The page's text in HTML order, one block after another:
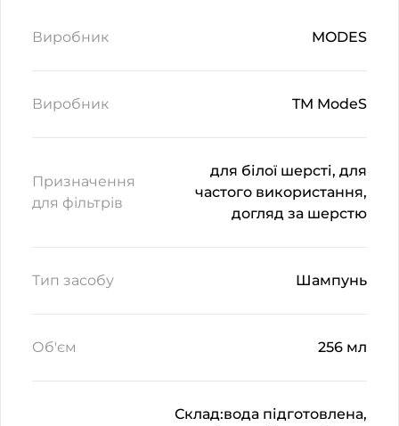
Виробник MODES
Виробник TM ModeS
Призначення
для фільтрів
для білої шерсті, для
частого використання,
догляд за шерстю
Тип засобу Шампунь
Об'єм 256 мл
Склад:вода підготовлена,